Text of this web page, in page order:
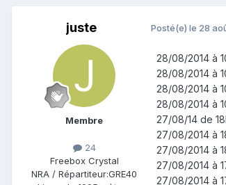
juste
Membre
24
Freebox Crystal
NRA / Répartiteur:GRE40
Posté(e) le 28
28/08/2014
28/08/
28/08/2014
28/08/2014
27/08/14 de
27/08/2014
27/08/
27/08/2014
27/08/